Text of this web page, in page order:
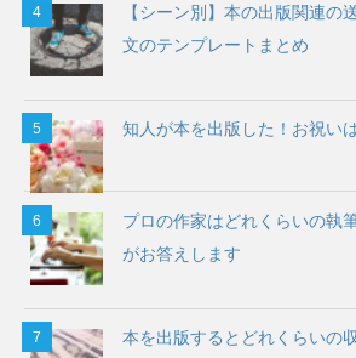
【シーン別】本の出版関連の
文のテンプレートまとめ
知人が本を出版した！お祝い
プロの作家はどれくらいの執
がお答えします
本を出版するとどれくらいの